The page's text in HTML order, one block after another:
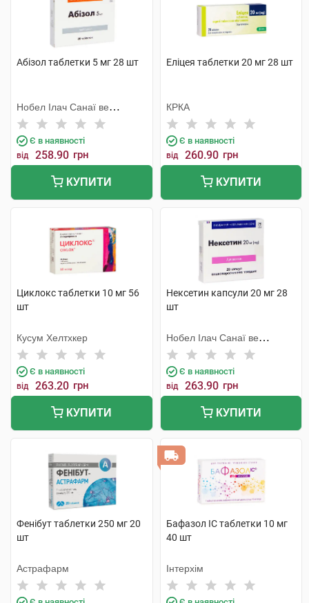
Абізол таблетки 5 мг 28 шт
Нобел Ілач Санаї ве
Тіджарет
Є в наявності
від 258.90 грн
КУПИТИ
Еліцея таблетки 20 мг 28 шт
КРКА
Є в наявності
від 260.90 грн
КУПИТИ
Циклокс таблетки 10 мг 56
шт
Кусум Хелтхкер
Є в наявності
від 263.20 грн
КУПИТИ
Нексетин капсули 20 мг 28
шт
Нобел Ілач Санаї ве
Тіджарет
Є в наявності
від 263.90 грн
КУПИТИ
Фенібут таблетки 250 мг 20
шт
Астрафарм
Бафазол IC таблетки 10 мг
40 шт
Інтерхім